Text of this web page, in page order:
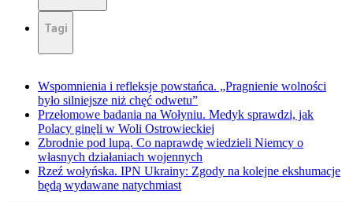
Tagi
Wspomnienia i refleksje powstańca. „Pragnienie wolności
było silniejsze niż chęć odwetu”
Przełomowe badania na Wołyniu. Medyk sprawdzi, jak
Polacy ginęli w Woli Ostrowieckiej
Zbrodnie pod lupą. Co naprawdę wiedzieli Niemcy o
własnych działaniach wojennych
Rzeź wołyńska. IPN Ukrainy: Zgody na kolejne ekshumacje
będą wydawane natychmiast